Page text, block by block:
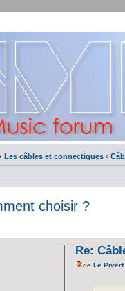
‹ Les câbles et connectiques ‹
choisir ?
Re:
deLe Pivert